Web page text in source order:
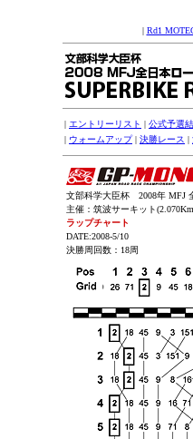
| Rd1
| エントリーリスト | 公式予選
| ウォームアップ| 決勝レース |
文部科学大臣杯 2008年 MFJ
主催：筑波サーキット
ラップチャート
DATE:2008-5/10
決勝周回数：18周